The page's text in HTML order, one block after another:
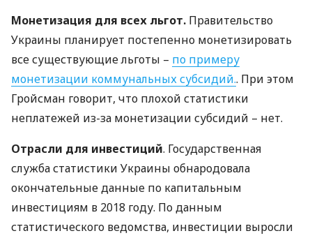
Монетизация для всех льгот. Правительство
Украины планирует постепенно монетизировать
все существующие льготы – по примеру
монетизации коммунальных субсидий.. При этом
Гройсман говорит, что плохой статистики
неплатежей из-за монетизации субсидий – нет.
Отрасли для инвестиций. Государственная
служба статистики Украины обнародовала
окончательные данные по капитальным
инвестициям в 2018 году. По данным
статистического ведомства, инвестиции выросли